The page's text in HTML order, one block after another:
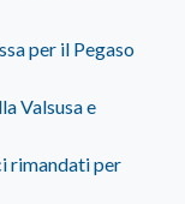
per il Pegaso
Valsusa e
rimandati per